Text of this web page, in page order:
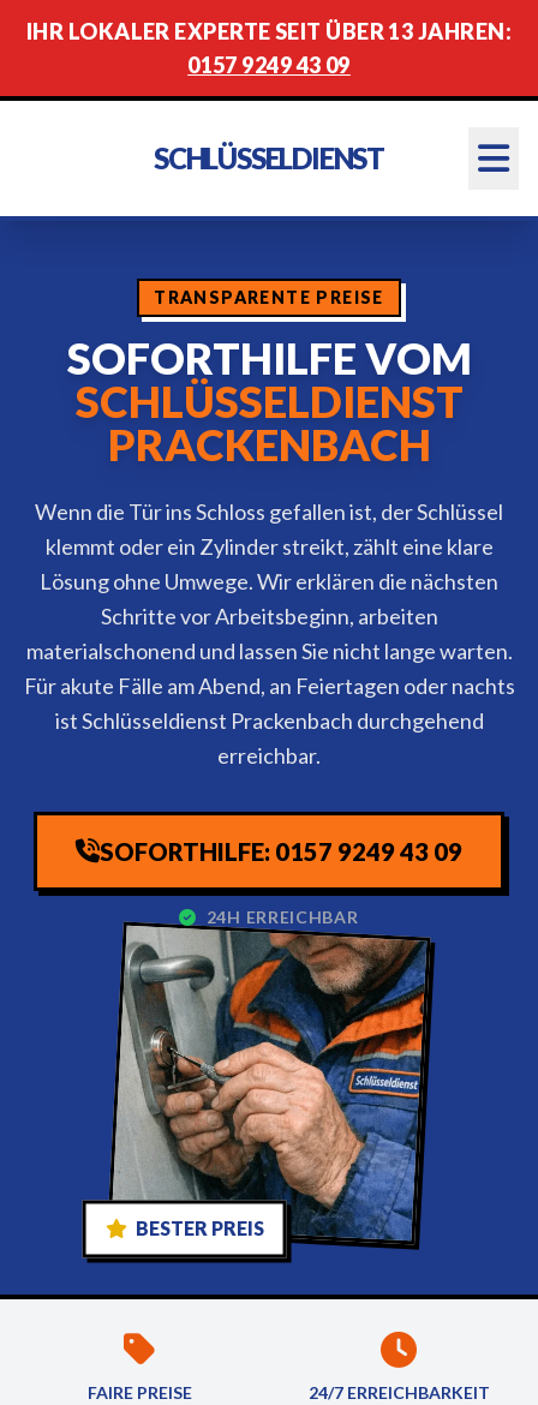
IHR LOKALER EXPERTE SEIT ÜBER 13 JAHREN:
0157 9249 43 09
SCHLÜSSELDIENST
TRANSPARENTE PREISE
SOFORTHILFE VOM
SCHLÜSSELDIENST
PRACKENBACH
Wenn die Tür ins Schloss gefallen ist, der Schlüssel
klemmt oder ein Zylinder streikt, zählt eine klare
Lösung ohne Umwege. Wir erklären die nächsten
Schritte vor Arbeitsbeginn, arbeiten
materialschonend und lassen Sie nicht lange warten.
Für akute Fälle am Abend, an Feiertagen oder nachts
ist Schlüsseldienst Prackenbach durchgehend
erreichbar.
SOFORTHILFE: 0157 9249 43 09
24H ERREICHBAR
BESTER PREIS
FAIRE PREISE 24/7 ERREICHBARKEIT